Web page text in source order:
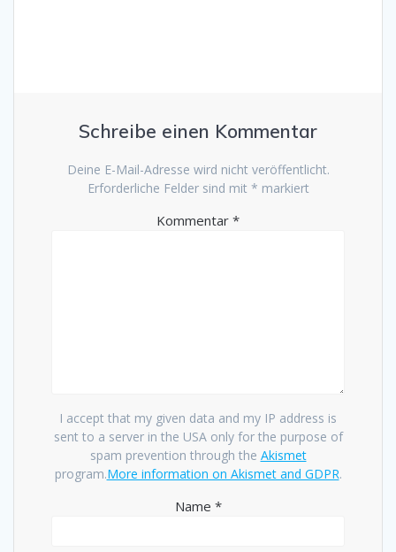
Schreibe einen Kommentar
Deine E-Mail-Adresse wird nicht veröffentlicht.
Erforderliche Felder sind mit * markiert
Kommentar *
I accept that my given data and my IP address is
sent to a server in the USA only for the purpose of
spam prevention through the Akismet
program.More information on Akismet and GDPR.
Name *